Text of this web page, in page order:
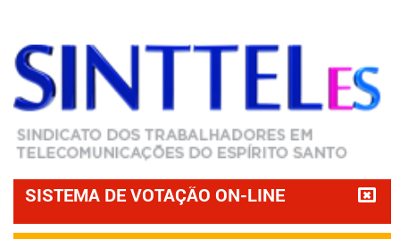
SISTEMA DE VOTAÇÃO ON-LINE